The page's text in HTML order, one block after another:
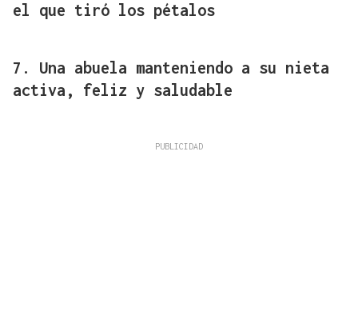
el que tiró los pétalos
7. Una abuela manteniendo a su nieta
activa, feliz y saludable